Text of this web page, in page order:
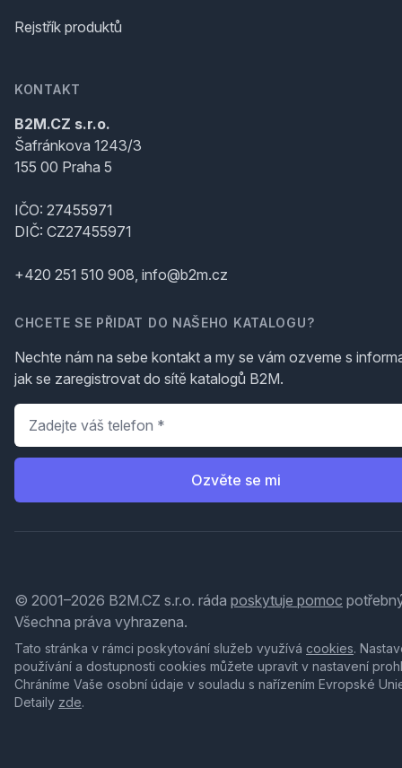
Rejstřík produktů
KONTAKT
B2M.CZ s.r.o.
Šafránkova 1243/3
155 00 Praha 5
IČO: 27455971
DIČ: CZ27455971
+420 251 510 908, info@b2m.cz
CHCETE SE PŘIDAT DO NAŠEHO KATALOGU?
Nechte nám na sebe kontakt a my se vám ozveme s
jak se zaregistrovat do sítě katalogů B2M.
Telefon
Ozvěte se mi
© 2001–2026 B2M.CZ s.r.o. ráda poskytuje pomoc
Všechna práva vyhrazena.
Tato stránka v rámci poskytování služeb využívá cookies.
používání a dostupnosti cookies můžete upravit v nastavení
Chráníme Vaše osobní údaje v souladu s nařízením Evropské
Detaily zde.